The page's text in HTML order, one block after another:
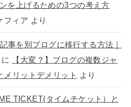
を上げるための3つの考え方
フィア より
事を別ブログに移行する方法｜
に
【大変？】ブログの複数ジャ
メリットデメリット
より
TICKET(タイムチケット）と